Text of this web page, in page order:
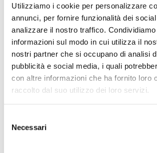
Utilizziamo i cookie per personalizzare
annunci, per fornire funzionalità dei
analizzare il nostro traffico.
informazioni sul modo in cui utilizza il
nostri partner che si occupano di analisi
pubblicità e social media, i quali
con altre informazioni che ha fornito loro
raccolto dal suo utilizzo dei loro servizi.
delNecessari
Pubblicità